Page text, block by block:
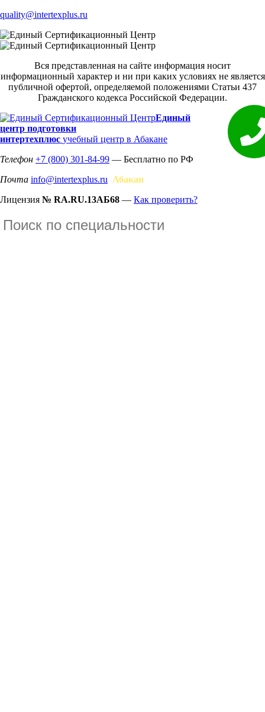
quality@intertexplus.ru
Вся представленная на сайте информация носит
информационный характер и ни при каких условиях не является
публичной офертой, определяемой положениями Статьи 437
Гражданского кодекса Российской Федерации.
Единый
центр подготовки
интертехплюс учебный центр в Абакане
Телефон +7 (800) 301-84-99 — Бесплатно по РФ
Почта info@intertexplus.ru Абакан
Лицензия № RA.RU.13АБ68 — Как проверить?